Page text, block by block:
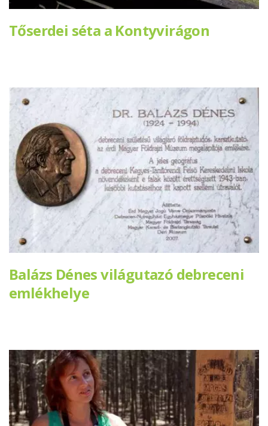
Tőserdei séta a Kontyvirágon
Balázs Dénes világutazó debreceni
emlékhelye